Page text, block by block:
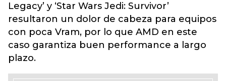
Legacy’ y ‘Star Wars Jedi: Survivor’
resultaron un dolor de cabeza para equipos
con poca Vram, por lo que AMD en este
caso garantiza buen performance a largo
plazo.